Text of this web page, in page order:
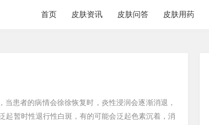
首页 皮肤资讯 皮肤问答 皮肤用药
患者的病情会徐徐恢复时，炎性浸润会逐渐消退，
起暂时性退行性白斑，有的可能会泛起色素沉着，消